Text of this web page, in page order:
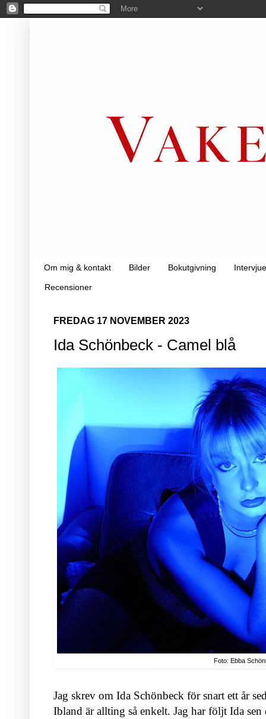
Om mig & kontakt Bilder Bokutgivning
Recensioner
FREDAG 17 NOVEMBER 2023
Ida Schönbeck - Camel blå
Foto: Ebba
Jag skrev om Ida Schönbeck för snart ett år
Ibland är allting så enkelt. Jag har följt Ida